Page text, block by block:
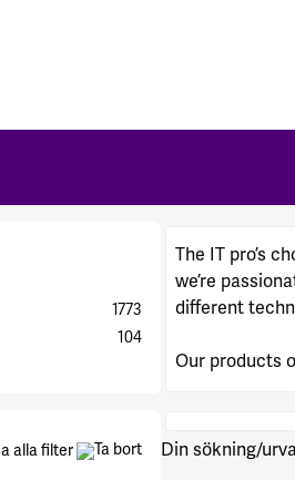
1773
104
alla filter
The IT pro’s
we’re
different
Our products
Din sökning/